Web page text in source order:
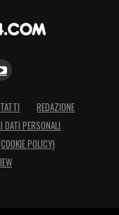
REDAZIONE
DATI PERSONALI
POLICY)